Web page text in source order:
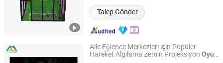
Talep Gönder
Aile Eğlence Merkezleri için Popüler
Hareket Algılama Zemin Projeksiyon Oyun
Guangzhou Mei Yi Lian Anime Technology Co., Ltd.